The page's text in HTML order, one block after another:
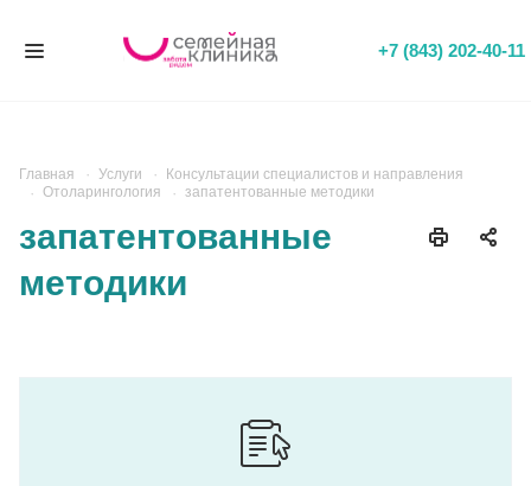
+7 (843) 202-40-11
Главная Услуги
Консультации специалистов и направления
Отоларингология
запатентованные методики
запатентованные
методики